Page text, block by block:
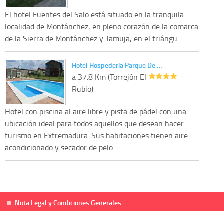
El hotel Fuentes del Salo está situado en la tranquila
localidad de Montánchez, en pleno corazón de la comarca
de la Sierra de Montánchez y Tamuja, en el triángu...
Hotel Hospederia Parque De …
a 37.8 Km (Torrejón El
Rubio)
Hotel con piscina al aire libre y pista de pádel con una
ubicación ideal para todos aquellos que desean hacer
turismo en Extremadura. Sus habitaciones tienen aire
acondicionado y secador de pelo.
Nota Legal y Condiciones Generales